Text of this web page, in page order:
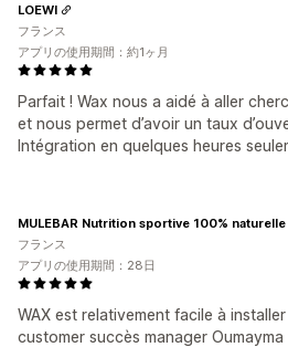
Parfait ! Wax nous a aidé à aller
et nous permet d’avoir un taux
Intégration en quelques heures
LOEWI
フランス
アプリの使用期間：約1ヶ月
WAX est relativement facile à
customer succès manager
MULEBAR Nutrition sportive 100% naturelle
フランス
アプリの使用期間：28日